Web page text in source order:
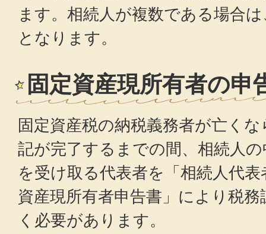
ます。相続人が複数である場合
となります。
固定資産現所有者の申
固定資産税の納税義務者が亡く
記が完了するまでの間、相続人
を受け取る代表者を「相続人代
資産現所有者申告書」により税
く必要があります。